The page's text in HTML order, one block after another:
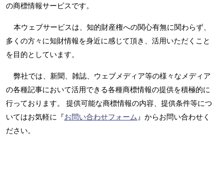
の商標情報サービスです。
本ウェブサービスは、知的財産権への関心有無に関わらず、
多くの方々に知財情報を身近に感じて頂き、活用いただくこと
を目的としています。
弊社では、新聞、雑誌、ウェブメディア等の様々なメディア
の各種記事において活用できる各種商標情報の提供を積極的に
行っております。 提供可能な商標情報の内容、提供条件等につ
いてはお気軽に『お問い合わせフォーム』からお問い合わせく
ださい。